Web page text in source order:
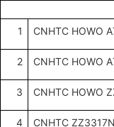
1
CNHTC HOWO
2 CNHTC HOWO
3 CNHTC HOWO
4 CNHTC